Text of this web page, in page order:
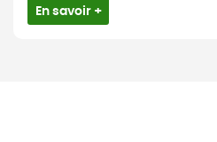
En savoir +